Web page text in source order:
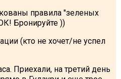
правила "зеленых
Бронируйте ))
(кто не хочет/не успел
Приехали, на третий день